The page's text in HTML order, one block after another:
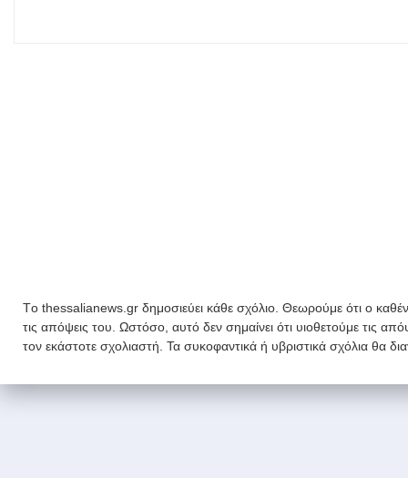
Tο thessalianews.gr δημοσιεύει κάθε σχόλιο. Θεωρούμε ότι ο
τις απόψεις του. Ωστόσο, αυτό δεν σημαίνει ότι υιοθετούμε τις
τον εκάστοτε σχολιαστή. Τα συκοφαντικά ή υβριστικά σχόλια θα